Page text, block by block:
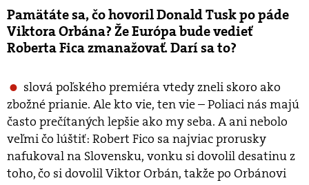
Pamätáte sa, čo hovoril Donald Tusk po páde
Viktora Orbána? Že Európa bude vedieť
Roberta Fica zmanažovať. Darí sa to?
slová poľského premiéra vtedy zneli skoro ako
zbožné prianie. Ale kto vie, ten vie – Poliaci nás majú
často prečítaných lepšie ako my seba. A ani nebolo
veľmi čo lúštiť: Robert Fico sa najviac prorusky
nafukoval na Slovensku, vonku si dovolil desatinu z
toho, čo si dovolil Viktor Orbán, takže po Orbánovi